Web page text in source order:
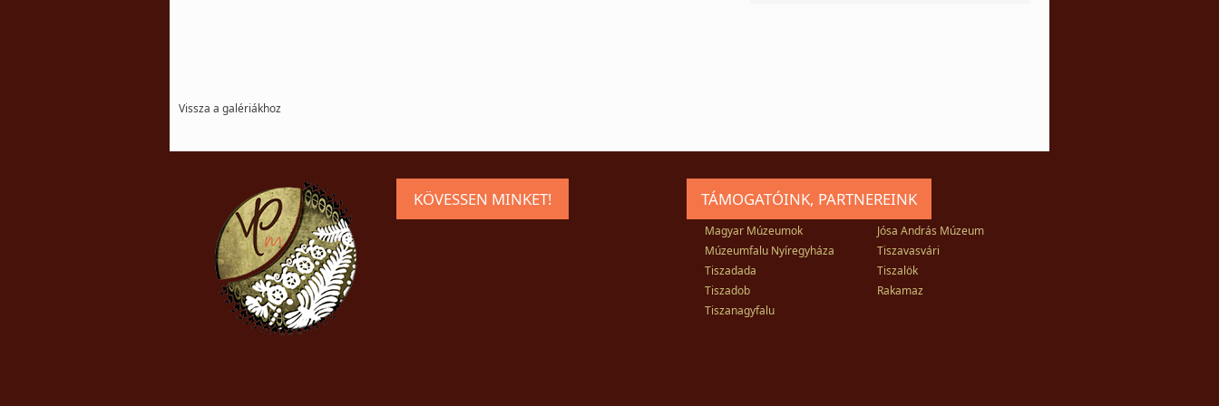
Vissza a galériákhoz
KÖVESSEN MINKET! TÁMOGATÓINK, PARTNEREINK
Magyar Múzeumok
Jósa András Múzeum
Múzeumfalu Nyíregyháza
Tiszavasvári
Tiszadada
Tiszalök
Tiszadob
Rakamaz
Tiszanagyfalu